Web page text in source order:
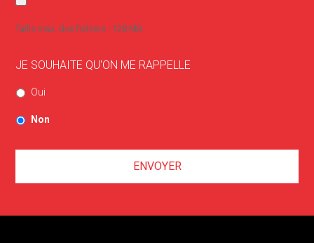
Taille max. des fichiers : 128 MB.
JE SOUHAITE QU'ON ME RAPPELLE
Oui
Non